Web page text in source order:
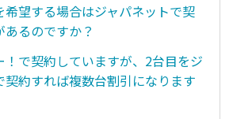
希望する場合はジャパネットで契
るのですか？
！で契約していますが、2台目をジ
契約すれば複数台割引になります